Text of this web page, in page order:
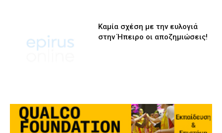
Καμία σχέση με την ευλογιά
στην Ήπειρο οι αποζημιώσεις!